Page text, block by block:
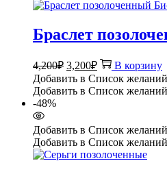
Браслет
4,200₽ Первоначальная
цена
составляла
3,200₽Текущая
цена:
3,200₽.
В корзину
Добавить в Список желаний
Добавить в Список желаний
-48%
Добавить в Список желаний
Добавить в Список желаний